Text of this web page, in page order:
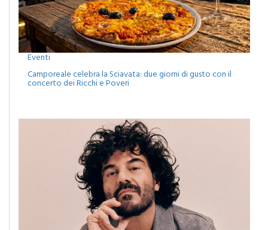
Eventi
Camporeale celebra la Sciavata: due giorni di gusto con il